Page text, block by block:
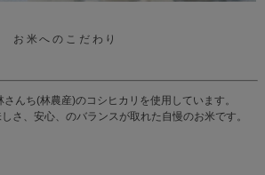
お米へのこだわり
んち(林農産)のコシヒカリを使用しています。
さ、安心、のバランスが取れた自慢のお米です。